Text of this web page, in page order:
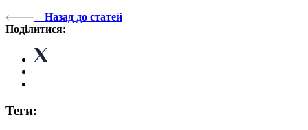
Назад до статей
Поділитися:
Теги: